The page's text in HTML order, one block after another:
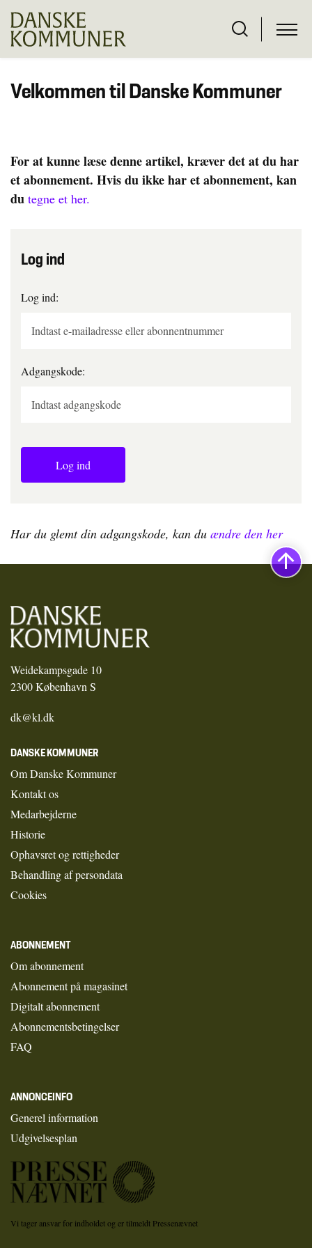
Velkommen til Danske Kommuner
For at kunne læse denne artikel, kræver det at du har
et abonnement. Hvis du ikke har et abonnement, kan
du tegne et her.
Log ind
Log ind:
Adgangskode:
Log ind
Har du glemt din adgangskode, kan du ændre den her
Weidekampsgade 10
2300 København S
dk@kl.dk
DANSKE KOMMUNER
Om Danske Kommuner
Kontakt os
Medarbejderne
Historie
Ophavsret og rettigheder
Behandling af persondata
Cookies
ABONNEMENT
Om abonnement
Abonnement på magasinet
Digitalt abonnement
Abonnementsbetingelser
FAQ
ANNONCEINFO
Generel information
Udgivelsesplan
Vi tager ansvar for indholdet og er tilmeldt Pressenævnet